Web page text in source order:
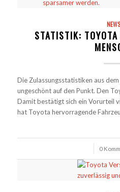
STATISTIK:
Die Zulassungsstatistiken aus
ungeschönt auf den Punkt. Den
Damit bestätigt sich ein Vorurteil
hat Toyota hervorragende
0